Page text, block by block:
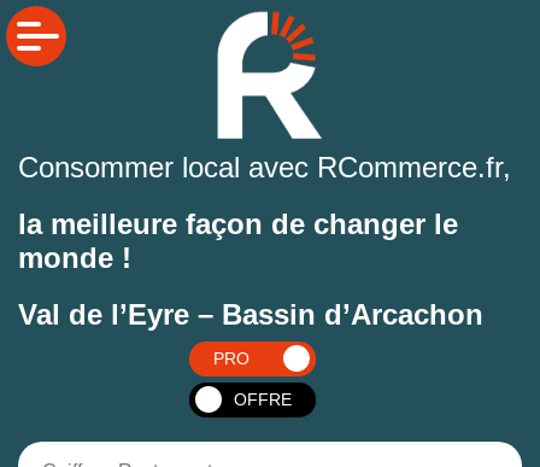
Consommer local avec RCommerce.fr,
la meilleure façon de changer le
monde !
Val de l’Eyre – Bassin d’Arcachon
PRO
OFFRE